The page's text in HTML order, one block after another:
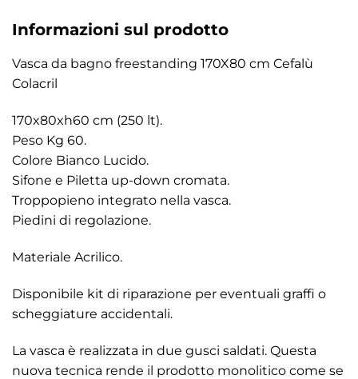
Informazioni sul prodotto
Vasca da bagno freestanding 170X80 cm Cefalù
Colacril
170x80xh60 cm (250 lt).
Peso Kg 60.
Colore Bianco Lucido.
Sifone e Piletta up-down cromata.
Troppopieno integrato nella vasca.
Piedini di regolazione.
Materiale Acrilico.
Disponibile kit di riparazione per eventuali graffi o
scheggiature accidentali.
La vasca è realizzata in due gusci saldati. Questa
nuova tecnica rende il prodotto monolitico come se